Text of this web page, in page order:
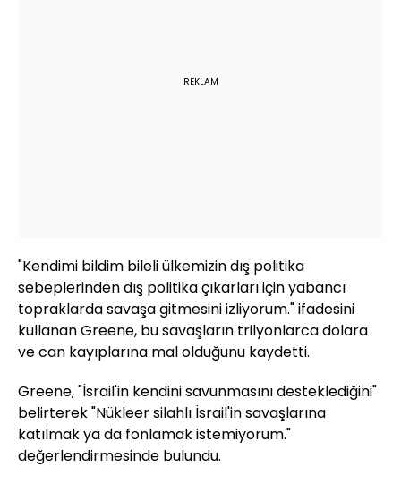
REKLAM
"Kendimi bildim bileli ülkemizin dış politika
sebeplerinden dış politika çıkarları için yabancı
topraklarda savaşa gitmesini izliyorum." ifadesini
kullanan Greene, bu savaşların trilyonlarca dolara
ve can kayıplarına mal olduğunu kaydetti.
Greene, "İsrail'in kendini savunmasını desteklediğini"
belirterek "Nükleer silahlı İsrail'in savaşlarına
katılmak ya da fonlamak istemiyorum."
değerlendirmesinde bulundu.